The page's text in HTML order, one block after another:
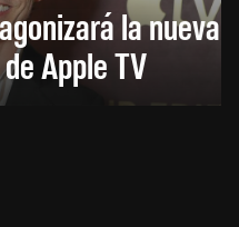
la nueva
Apple TV